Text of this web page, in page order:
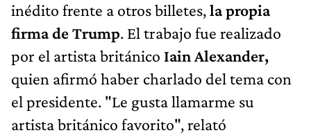
inédito frente a otros billetes,la propia
firma de Trump. El trabajo fue realizado
por el artista británico Iain Alexander,
quien afirmó haber charlado del tema con
el presidente. "Le gusta llamarme su
artista británico favorito", relató